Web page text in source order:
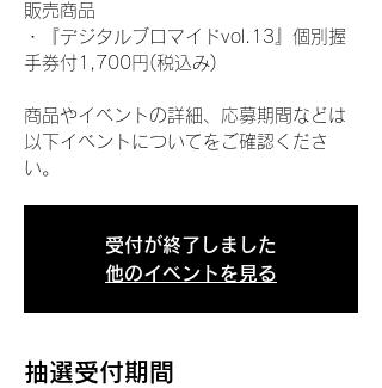
販売商品
・『デジタルブロマイドvol.13』個別握
手券付1,700円(税込み)
商品やイベントの詳細、応募期間などは
以下イベントについてをご確認くださ
い。
受付が終了しました
他のイベントを見る
抽選受付期間